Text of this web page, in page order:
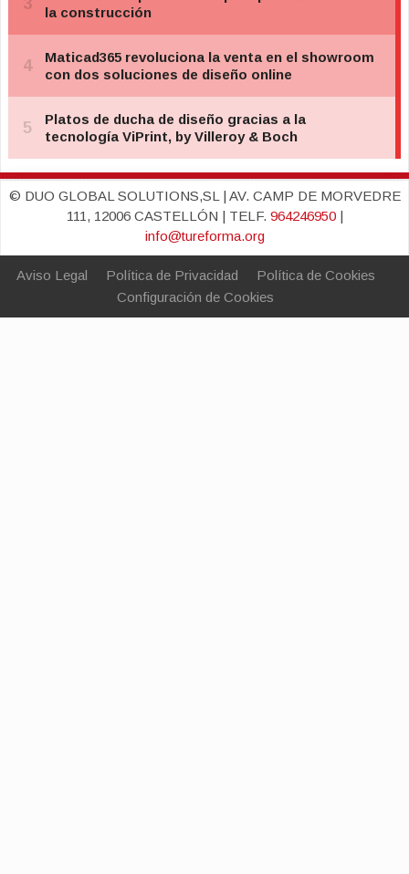
© DUO GLOBAL SOLUTIONS,SL | AV. CAMP DE MORVEDRE
111, 12006 CASTELLÓN | TELF. 964246950|
info@tureforma.org
Aviso Legal Política de Privacidad
Política de Cookies
Configuración de Cookies